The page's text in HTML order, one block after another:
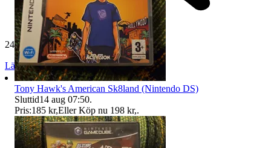
24 513 omdömen
Läs omdömen Följ
Tony Hawk's American Sk8land (Nintendo DS)
Sluttid14 aug 07:50.
Pris:185 kr,Eller Köp nu 198 kr,.